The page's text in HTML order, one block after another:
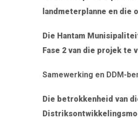
landmeterplanne en
Die Hantam
Fase 2 van die projek
Samewerking en DDM-
Die betrokkenheid van